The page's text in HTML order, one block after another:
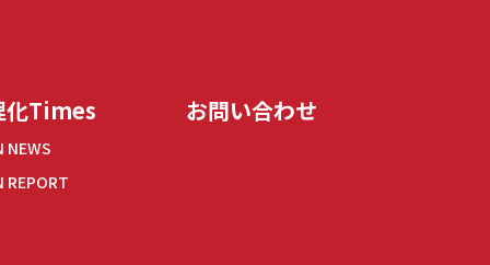
化Times
NEWS
REPORT
お問い合わせ